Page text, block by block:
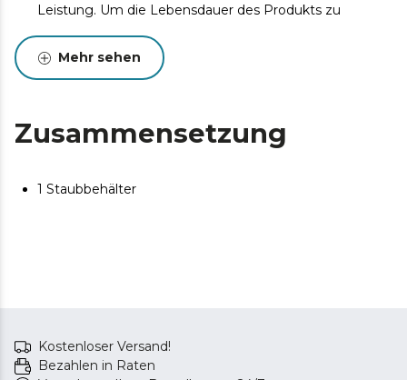
Leistung. Um die Lebensdauer des Produkts zu
Mehr sehen
Zusammensetzung
1 Staubbehälter
Kostenloser Versand!
Bezahlen in Raten